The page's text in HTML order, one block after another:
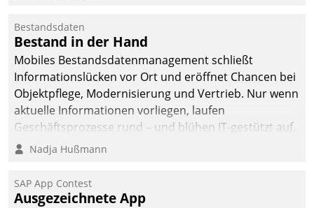
Bestandsdaten
Bestand in der Hand
Mobiles Bestandsdatenmanagement schließt
Informationslücken vor Ort und eröffnet Chancen bei
Objektpflege, Modernisierung und Vertrieb. Nur wenn
aktuelle Informationen vorliegen, laufen
Geschäftsprozesse rund – und blühen IT-gestützt auf.
Nadja Hußmann
SAP App Contest
Ausgezeichnete App